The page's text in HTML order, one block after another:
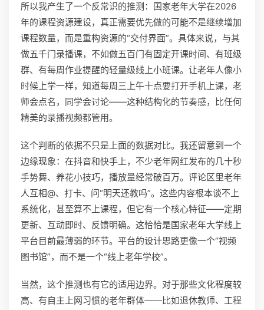
所以我产生了一个反常识的推测：国家老年大学在2026
年的课程资源建设，真正需要优先做的可能不是继续增加
课程数量，而是重构资源的“交付界面”。具体来说，与其
做五千门录播课，不如做五百门有固定开课时间、有班级
群、有每周作业提醒的轻量级线上小班课。让老年人像小
时候上学一样，知道每周三上午十点要打开手机上课，老
师会点名，同学会讨论——这种结构化的节奏感，比任何
精美的录播视频都管用。
这个判断的依据不只是上面的数据对比。我还留意到一个
边缘现象：在抖音和快手上，不少老年网红发布的几十秒
手势舞、养花小技巧，播放量经常破百万。评论区里老年
人互相@、打卡、问“明天还教吗”。这些内容根本谈不上
系统化，甚至算不上课程，但它有一个核心特征——定期
更新、互动即时、反馈明确。这恰恰是国家老年大学线上
平台目前最薄弱的环节。平台的设计思路更像一个“视频
图书馆”，而不是一个“线上老年学校”。
当然，这个推测也有它的适用边界。对于那些文化程度较
高、有自主上网习惯的老年群体——比如退休教师、工程